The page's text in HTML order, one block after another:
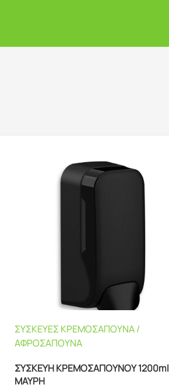
ΣΥΣΚΕΥΕΣ ΚΡΕΜΟΣΑΠΟΥΝΑ /
ΑΦΡΟΣΑΠΟΥΝΑ
ΣΥΣΚΕΥΗ ΚΡΕΜΟΣΑΠΟΥΝΟΥ 1200ml
ΜΑΥΡΗ